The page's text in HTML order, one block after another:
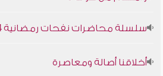
سلسلة محاضرات نفحات رمضانية 1444هـ
أخلاقنا أصالة ومعاصرة